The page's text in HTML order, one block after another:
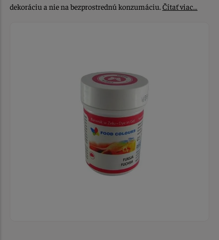
dekoráciu a nie na bezprostrednú konzumáciu.Čítať viac…